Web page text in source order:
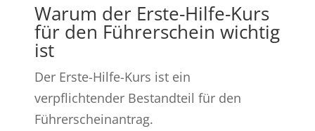
Warum der Erste-Hilfe-Kurs
für den Führerschein wichtig
ist
Der Erste-Hilfe-Kurs ist ein
verpflichtender Bestandteil für den
Führerscheinantrag.